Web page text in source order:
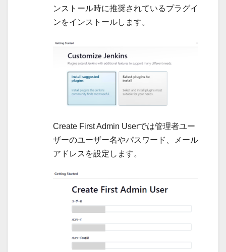
ンストール時に推奨されているプラグイ
ンをインストールします。
Create First Admin Userでは管理者ユー
ザーのユーザー名やパスワード、メール
アドレスを設定します。